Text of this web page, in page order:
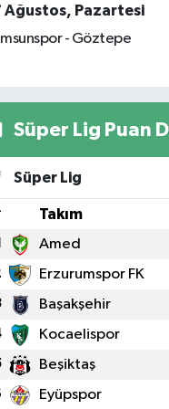
Ağustos, Pazartesi
- Göztepe
Süper Lig Puan
Süper Lig
Takım
Amed
Erzurumspor FK
Başakşehir
Kocaelispor
Beşiktaş
Eyüpspor